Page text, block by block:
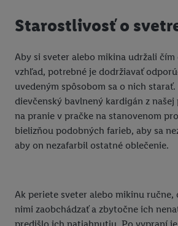
Starostlivosť o
Aby si sveter alebo mikina udržali čím
vzhľad, potrebné je dodržiavať
uvedeným spôsobom sa o nich
dievčenský bavlnený kardigán z
na pranie v pračke na stanovenom
bielizňou podobných farieb, aby sa
aby on nezafarbil ostatné oblečenie.
Ak periete sveter alebo mikinu ručne,
nimi zaobchádzať a zbytočne ich
údajov a Vašom práve kedykoľvek odvolať
do budúcnosti nájdete v našichzásadách